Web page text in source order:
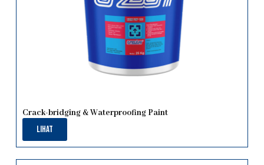
Crack-bridging & Waterproofing Paint
Lihat